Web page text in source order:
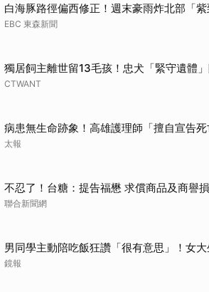
白海豚路徑偏西修正！週末豪雨炸北部「紫
EBC 東森新聞
獨居飼主離世留13毛孩！忠犬「緊守遺體
CTWANT
病患無生命跡象！高雄護理師「擅自宣告
太報
不忍了！台糖：提告福懋 求償商品及商譽
聯合新聞網
男同學主動陪吃飯狂讚「很有意思」！女
鏡報
取消